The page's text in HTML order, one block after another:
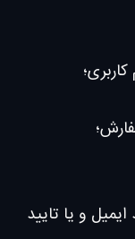
و یا تایید